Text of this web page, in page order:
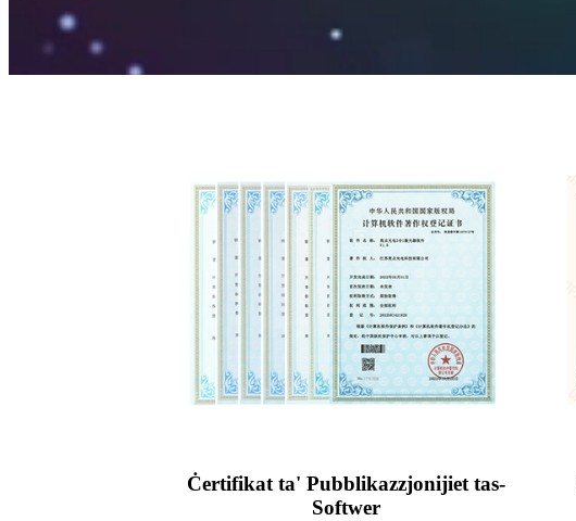
Ċertifikat ta' Pubblikazzjonijiet tas-
Softwer